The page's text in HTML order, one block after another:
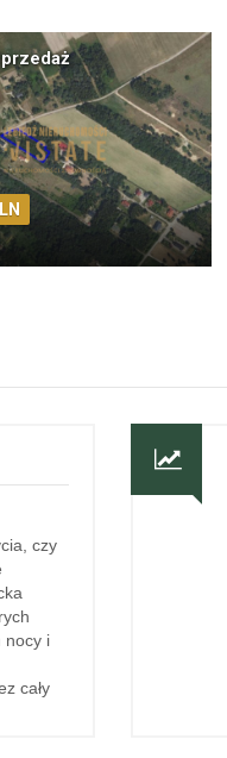
czy
nocy i
cały